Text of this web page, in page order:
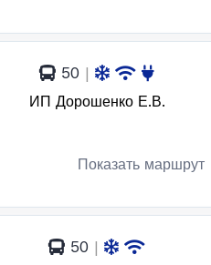
50 |
ИП Дорошенко Е.В.
Показать маршрут
50 |